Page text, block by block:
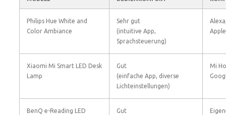
Philips Hue White and
Color Ambiance
Sehr gut
(intuitive App,
Sprachsteuerung)
Xiaomi Mi Smart LED Desk
Lamp
Gut
(einfache App, diverse
Lichteinstellungen)
Mi
BenQ e-Reading LED
Gut